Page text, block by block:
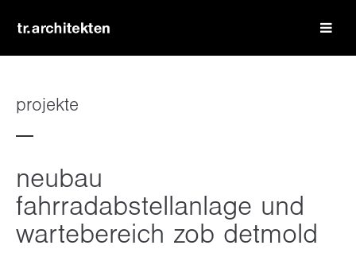
passwort
projekte
neubau
fahrradabstellanlage und
wartebereich zob detmold